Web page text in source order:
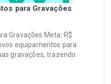
para Gravações
Gravações Meta: R$
equipamentos para
gravações, trazendo